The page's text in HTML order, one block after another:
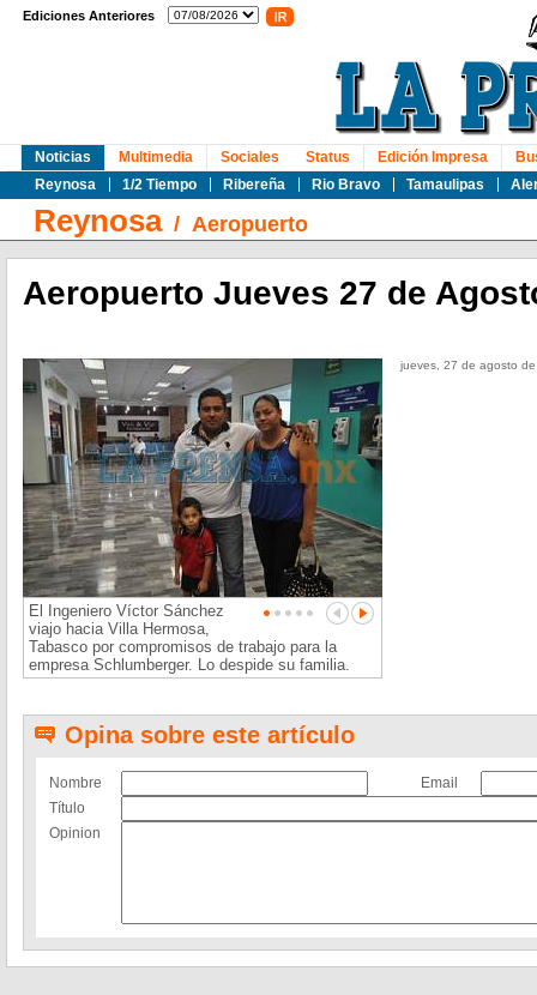
Ediciones Anteriores
Noticias
Reynosa
1/2 Tiempo Ribereña Rio Bravo Tamaulipas
Multimedia Sociales Status Edición Impresa
Reynosa/ Aeropuerto
Aeropuerto Jueves 27 de
El Ingeniero Víctor Sánchez
viajo hacia Villa Hermosa,
Tabasco por compromisos de trabajo para la
empresa Schlumberger. Lo despide su familia.
jueves, 27 de agosto
Opina sobre este artículo
Nombre
Email
Título
Opinion